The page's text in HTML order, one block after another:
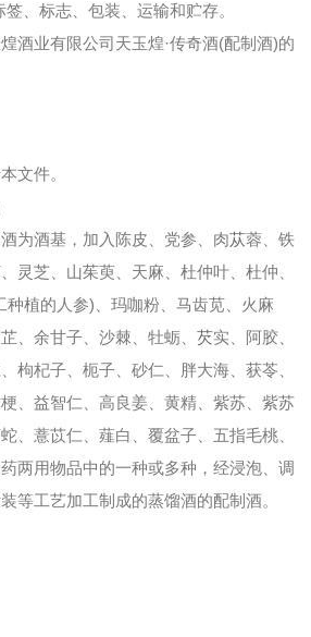
、标志、包装、运输和贮存。
酒业有限公司天玉煌·传奇酒(配制酒)的
文件。
为酒基，加入陈皮、党参、肉苁蓉、铁
灵芝、山茱萸、天麻、杜仲叶、杜仲、
种植的人参)、玛咖粉、马齿苋 、火麻
、余甘子、沙棘、牡蛎、芡实、阿胶、
枸杞子、枙子、砂仁、胖大海、获苓、
梗、益智仁、高良姜、黄精、紫苏、紫苏
、薏苡仁、薤白、覆盆子、五指毛桃、
两用物品中的一种或多种，经浸泡、调
等工艺加工制成的蒸馏酒的配制酒。